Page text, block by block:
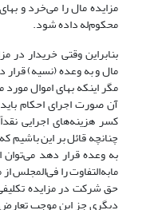
مزایده مال را می‌خرد و
محکوم‌له داده شود.
بنابراین وقتی خریدار
مال و به وعده (نسیه) قرار
مگر اینکه بهای اموال
آن صورت اجرای احکام باید
کسر هزینه‌های اجرایی
چنانچه قائل بر این باشیم
مابه‌التفاوت را فی‌المجلس
حق شرکت در مزایده